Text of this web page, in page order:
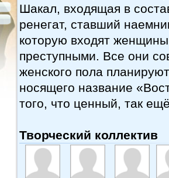
Шакал, входящая в
ренегат, ставший
которую входят
преступными. Все они
женского пола
носящего название
того, что ценный, так
Творческий коллектив